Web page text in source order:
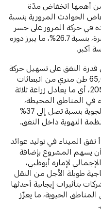
من أهمها انخفاض مدّة
إلى 40% وانخفاض الحوادث المرورية بنسبة
في حركة المرور على جسر
الشيخ خليفة، المتصل بالنفق مباشرة، بنسبة 26.7%، ما يبرز دوره
أكبر.
قدرة النفق على تسهيل حركة
المركبات إلى تجنب إطلاق نحو 65,000 طن متري من انبعاثات
ثاني أكسيد الكربون بحلول العام 2050، أي ما يعادل زراعة ثلاثة
في المناطق المحيطة،
نتيجة لانخفاض تركيزات الملوّثات الجوية بنسبة تصل إلى 37%
التهوية داخل النفق.
الميناء في توليد عوائد
يسهم المشروع بإضافة
لإمارة أبوظبي،
طويلة الأجل من النقل
بتأثيرات إيجابية أحدثها
الحيوية، ما يعزّز